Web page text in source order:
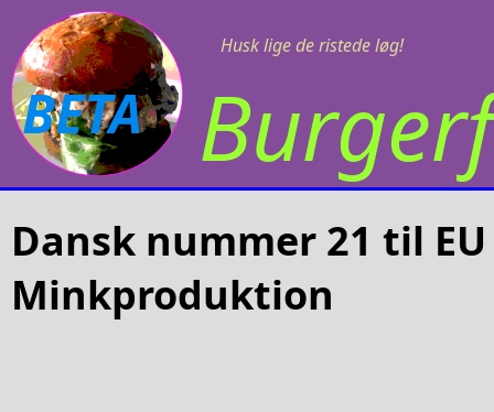
Husk lige de ristede løg!
BETA
Dansk nummer 21 til
Minkproduktion